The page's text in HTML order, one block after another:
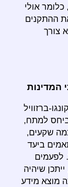
אולי
ההתקנים
צורך
המדינות
ברזוויל
למתח,
שקעים,
ביעד
לפעמים
שיהיה
מוצא מידע